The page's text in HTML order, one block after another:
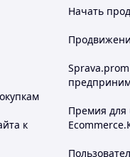
к
Начать
Премия для